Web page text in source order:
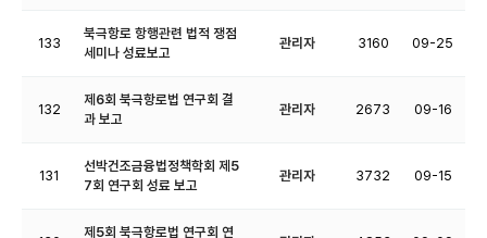
133
북극항로 항행관련 법적 쟁점
세미나 성료보고
관리자 3160 09-25
132
제6회 북극항로법 연구회 결
과 보고
관리자 2673 09-16
131
선박건조금융법정책학회 제5
7회 연구회 성료 보고
관리자 3732 09-15
제5회 북극항로법 연구회 연